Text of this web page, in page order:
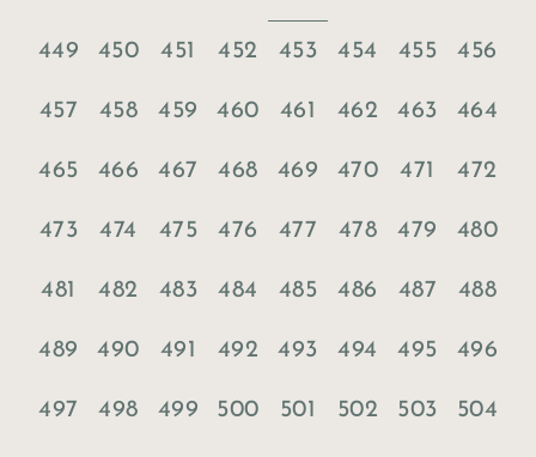
449 450 451 452 453 454 455 456
457 458 459 460 461 462 463 464
465 466 467 468 469 470 471 472
473 474 475 476 477 478 479 480
481 482 483 484 485 486 487 488
489 490 491 492 493 494 495 496
497 498 499 500 501 502 503 504